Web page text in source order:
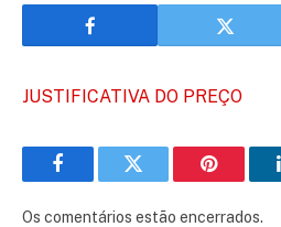
JUSTIFICATIVA DO PREÇO
FacebookTwitter Pinterest
Os comentários estão encerrados.